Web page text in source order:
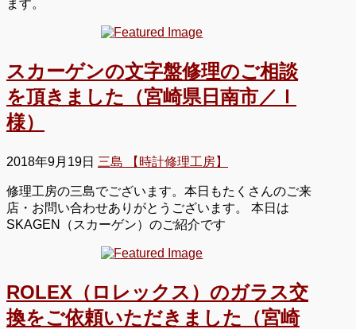
ます。
スカーゲンの文字盤修理のご相談
を頂きました（宮崎県日南市／Ｉ
様）
2018年9月19日 三島 【時計修理工房】
修理工房の三島でございます。本日もたくさんのご来
店・お問い合わせありがとうございます。 本日は
SKAGEN（スカーゲン）のご紹介です
ROLEX（ロレックス）のガラス交
換をご依頼いただきました（宮崎